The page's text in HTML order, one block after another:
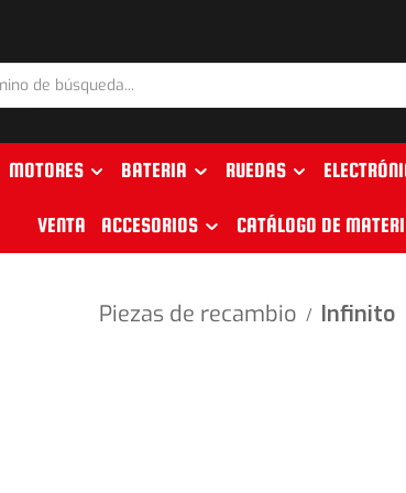
MOTORES BATERIA RUEDAS
VENTA ACCESORIOS CATÁLOGO DE
Piezas de recambio / Infinito